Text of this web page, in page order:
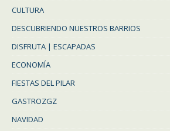
CULTURA
DESCUBRIENDO NUESTROS BARRIOS
DISFRUTA | ESCAPADAS
ECONOMÍA
FIESTAS DEL PILAR
GASTROZGZ
NAVIDAD